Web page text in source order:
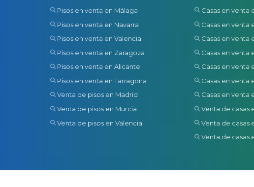
Pisos en venta en Málaga
Pisos en venta en Navarra
Pisos en venta en Valencia
Pisos en venta en Zaragoza
Pisos en venta en Alicante
Pisos en venta en Tarragona
Venta de pisos en Madrid
Venta de pisos en Murcia
Venta de pisos en Valencia
Casas en venta
Casas en venta
Casas en venta
Casas en venta
Casas en venta
Casas en venta
Casas en venta
Venta de casas
Venta de casas
Venta de casas